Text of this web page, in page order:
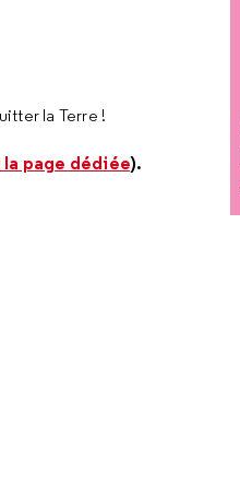
la Terre !
page dédiée).